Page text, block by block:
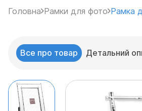
Головна Рамки для фото Рамка
Все про товар Детальний